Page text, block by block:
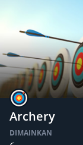
Archery
DIMAINKAN